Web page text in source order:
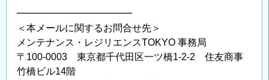
━━━━━━━━━━━━
＜本メールに関するお問合せ先＞
メンテナンス・レジリエンスTOKYO 事務局
〒100-0003 東京都千代田区一ツ橋1-2-2 住友商事
竹橋ビル14階